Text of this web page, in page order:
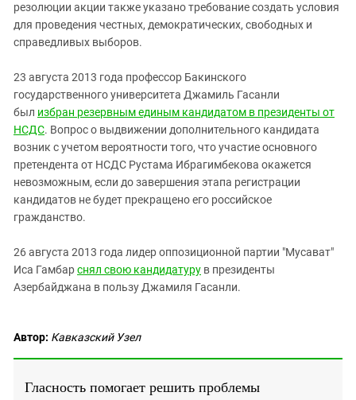
резолюции акции также указано требование создать условия
для проведения честных, демократических, свободных и
справедливых выборов.
23 августа 2013 года профессор Бакинского
государственного университета Джамиль Гасанли
был избран резервным единым кандидатом в президенты от
НСДС. Вопрос о выдвижении дополнительного кандидата
возник с учетом вероятности того, что участие основного
претендента от НСДС Рустама Ибрагимбекова окажется
невозможным, если до завершения этапа регистрации
кандидатов не будет прекращено его российское
гражданство.
26 августа 2013 года лидер оппозиционной партии "Мусават"
Иса Гамбарснял свою кандидатуру в президенты
Азербайджана в пользу Джамиля Гасанли.
Автор: Кавказский Узел
Гласность помогает решить проблемы